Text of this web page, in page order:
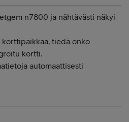
n7800 ja nähtävästi näkyi
korttipaikkaa, tiedä onko
kortti.
automaattisesti